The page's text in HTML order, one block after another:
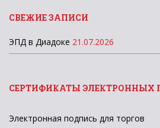
СВЕЖИЕ ЗАПИСИ
ЭПД в Диадоке 21.07.2026
СЕРТИФИКАТЫ ЭЛЕКТРОННЫХ
Электронная подпись для торгов